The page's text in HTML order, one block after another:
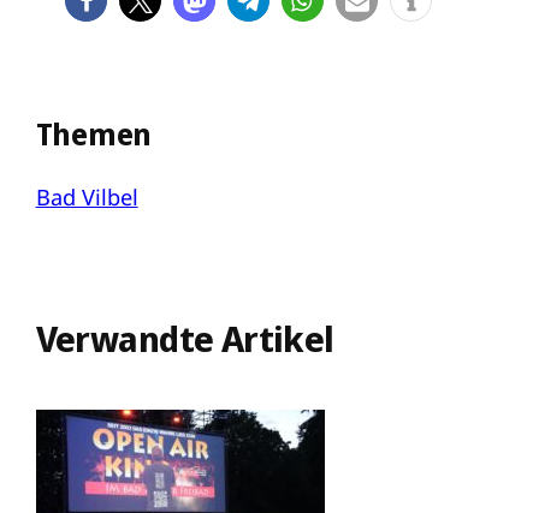
Themen
Bad Vilbel
Verwandte Artikel